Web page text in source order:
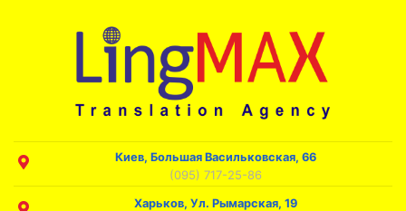
Киев, Большая Васильковская, 66
(095) 717-25-86
Харьков, Ул. Рымарская, 19